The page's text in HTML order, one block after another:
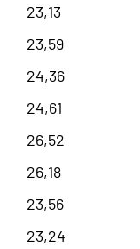
23,13
23,59
24,36
24,61
26,52
26,18
23,56
23,24